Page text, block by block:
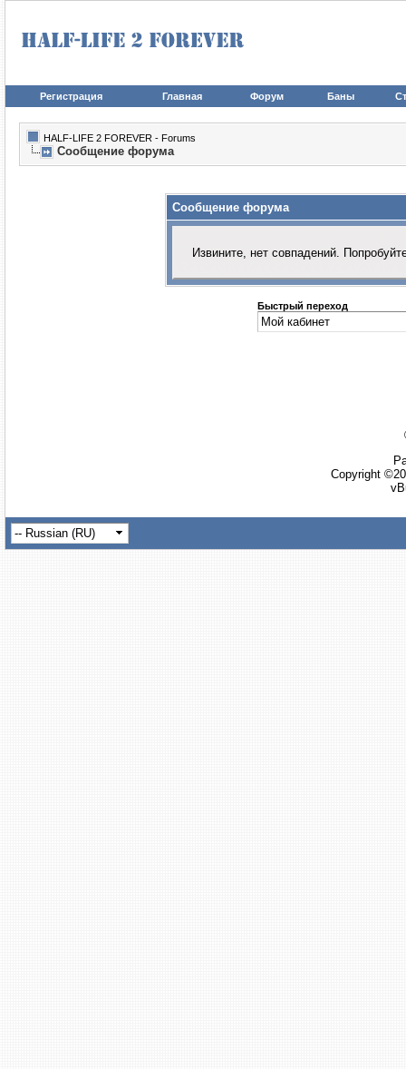
Регистрация Главная Форум Баны
HALF-LIFE 2 FOREVER - Forums
Сообщение форума
Сообщение форума
Извините, нет совпадений.
Быстрый переход
Copyright